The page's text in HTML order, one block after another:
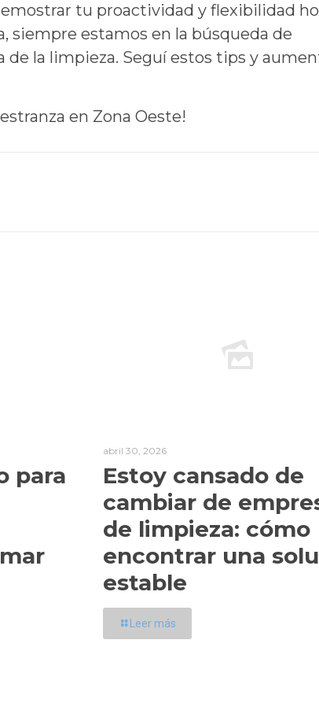
tu proactividad y flexibilidad
siempre estamos en la búsqueda de
la limpieza. Seguí estos tips y
en Zona Oeste!
para
abril 30, 2026
Estoy cansado de
cambiar de
de limpieza: cómo
encontrar una
estable
Leer más